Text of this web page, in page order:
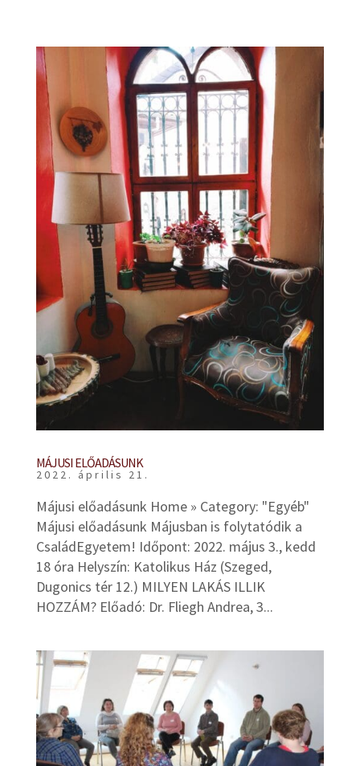
MÁJUSI ELŐADÁSUNK
2022. április 21.
Májusi előadásunk Home » Category: "Egyéb"
Májusi előadásunk Májusban is folytatódik a
CsaládEgyetem! Időpont: 2022. május 3., kedd
18 óra Helyszín: Katolikus Ház (Szeged,
Dugonics tér 12.) MILYEN LAKÁS ILLIK
HOZZÁM? Előadó: Dr. Fliegh Andrea, 3...